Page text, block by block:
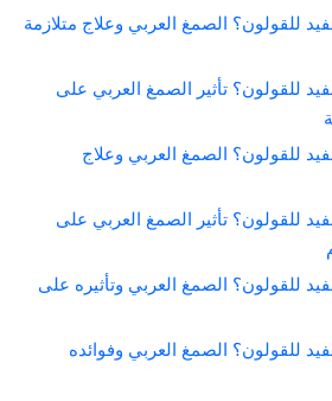
للقولون؟ الصمغ العربي وعلاج متلازمة
للقولون؟ تأثير الصمغ العربي على
للقولون؟ الصمغ العربي وعلاج
للقولون؟ تأثير الصمغ العربي على
للقولون؟ الصمغ العربي وتأثيره على
للقولون؟ الصمغ العربي وفوائده